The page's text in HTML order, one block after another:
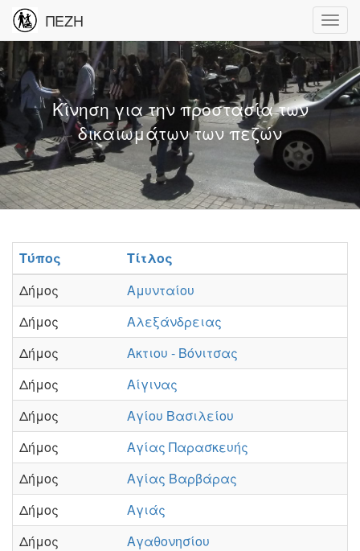
ΠΕΖΗ
Κίνηση για την προστασία των
δικαιωμάτων των πεζών
Τύπος
Τίτλος
Δήμος
Αμυνταίου
Δήμος
Αλεξάνδρειας
Δήμος
Ακτιου - Βόνιτσας
Δήμος
Αίγινας
Δήμος
Αγίου Βασιλείου
Δήμος
Αγίας Παρασκευής
Δήμος
Αγίας Βαρβάρας
Δήμος
Αγιάς
Δήμος
Αγαθονησίου